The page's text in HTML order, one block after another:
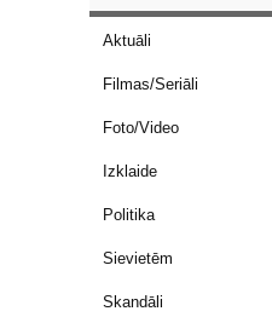
Aktuāli
Filmas/Seriāli
Foto/Video
Izklaide
Politika
Sievietēm
Skandāli